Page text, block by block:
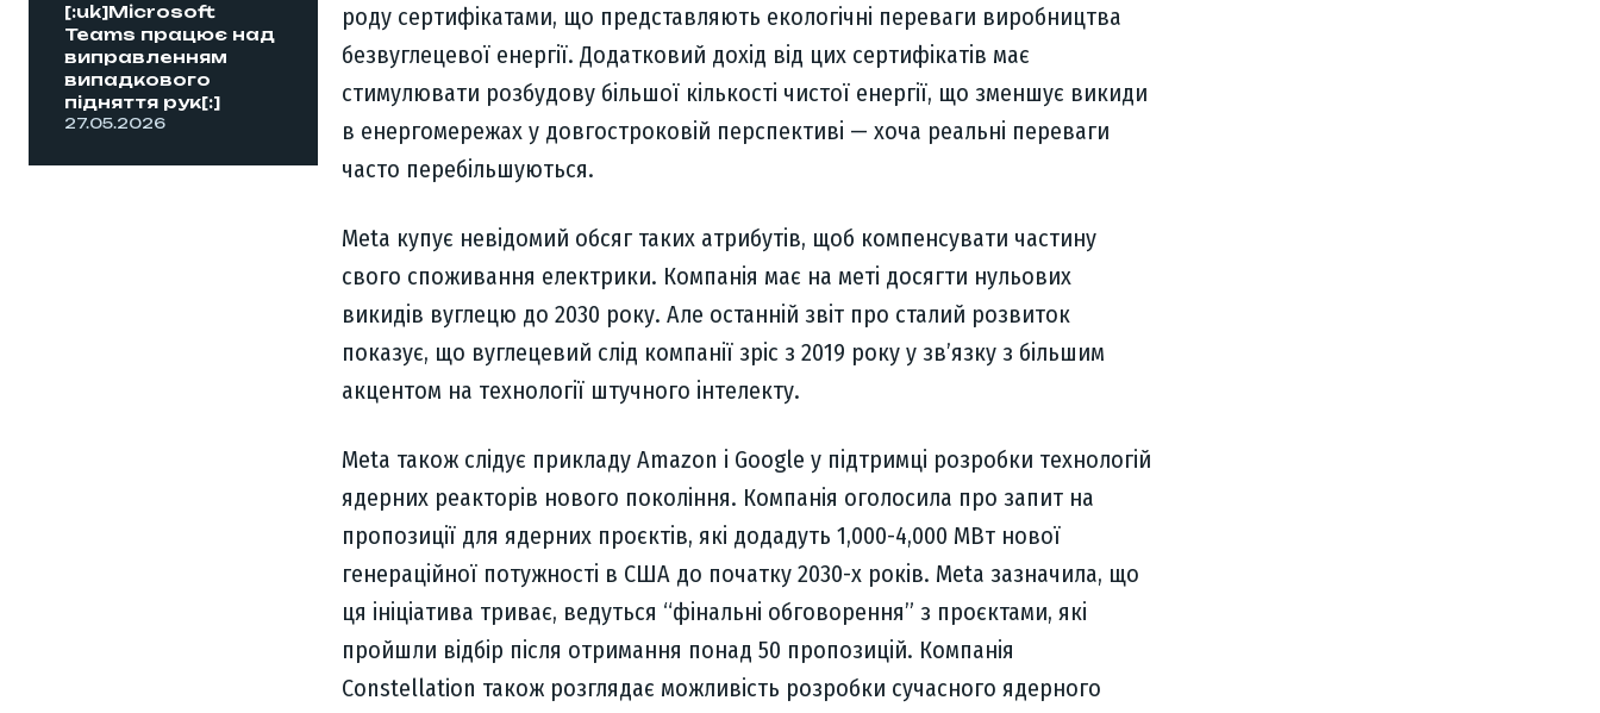
[:uk]Microsoft
Teams працює над
виправленням
випадкового
підняття рук[:]
27.05.2026
роду сертифікатами, що представляють екологічні переваги виробництва
безвуглецевої енергії. Додатковий дохід від цих сертифікатів має
стимулювати розбудову більшої кількості чистої енергії, що зменшує викиди
в енергомережах у довгостроковій перспективі — хоча реальні переваги
часто перебільшуються.
Meta купує невідомий обсяг таких атрибутів, щоб компенсувати частину
свого споживання електрики. Компанія має на меті досягти нульових
викидів вуглецю до 2030 року. Але останній звіт про сталий розвиток
показує, що вуглецевий слід компанії зріс з 2019 року у зв’язку з більшим
акцентом на технології штучного інтелекту.
Meta також слідує прикладу Amazon і Google у підтримці розробки технологій
ядерних реакторів нового покоління. Компанія оголосила про запит на
пропозиції для ядерних проєктів, які додадуть 1,000-4,000 МВт нової
генераційної потужності в США до початку 2030-х років. Meta зазначила, що
ця ініціатива триває, ведуться “фінальні обговорення” з проєктами, які
пройшли відбір після отримання понад 50 пропозицій. Компанія
Constellation також розглядає можливість розробки сучасного ядерного